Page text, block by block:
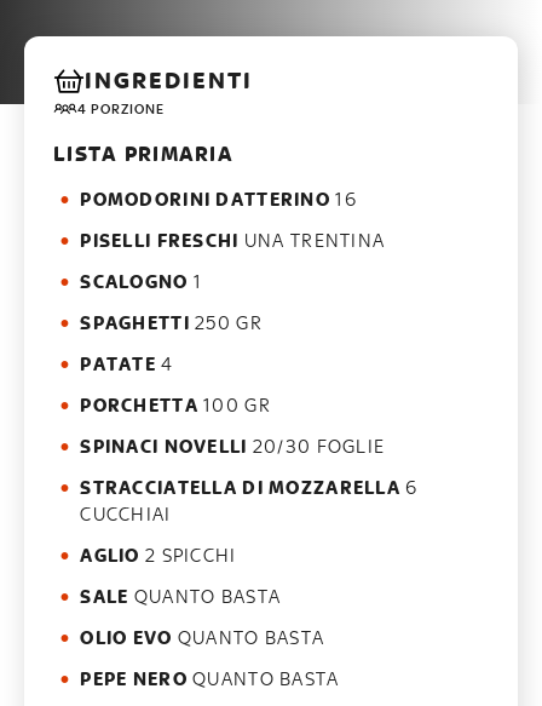
INGREDIENTI
4 PORZIONE
LISTA PRIMARIA
POMODORINI DATTERINO 16
PISELLI FRESCHI UNA TRENTINA
SCALOGNO 1
SPAGHETTI 250 GR
PATATE 4
PORCHETTA 100 GR
SPINACI NOVELLI 20/30 FOGLIE
STRACCIATELLA DI MOZZARELLA 6
CUCCHIAI
AGLIO 2 SPICCHI
SALE QUANTO BASTA
OLIO EVO QUANTO BASTA
PEPE NERO QUANTO BASTA